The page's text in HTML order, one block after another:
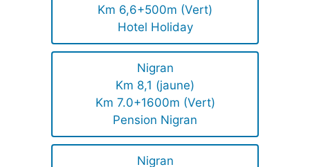
Km 6,6+500m (Vert)
Hotel Holiday
Nigran
Km 8,1 (jaune)
Km 7.0+1600m (Vert)
Pension Nigran
Nigran